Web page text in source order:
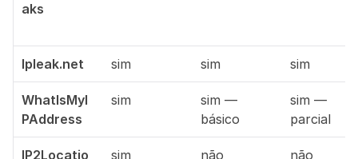
aks
Ipleak.net sim sim sim
WhatIsMyI
PAddress
sim
sim —
básico
sim —
parcial
IP2Locatio
sim não não